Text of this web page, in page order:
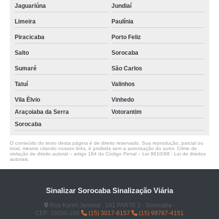
Jaguariúna Jundiaí
Limeira Paulínia
Piracicaba Porto Feliz
Salto Sorocaba
Sumaré São Carlos
Tatuí Valinhos
Vila Élvio
Vinhedo
Araçoiaba da Serra
Votorantim
Sorocaba
O conteúdo do texto desta página é de direito reservado. Sua reprodução, parcial ou
total, mesmo citando nossos links, é proibida sem a autorização do autor. Crime de
violação de direito autoral – artigo 184 do Código Penal – Lei 9610/98 - Lei de direitos
autorais
Sinalizar Sorocaba Sinalização Viária
Rua Karim Jammal , 191 PARTE 2 - Sorocaba -
CEP: 18050-290
(15) 3017-8157 (15) 99787-4151